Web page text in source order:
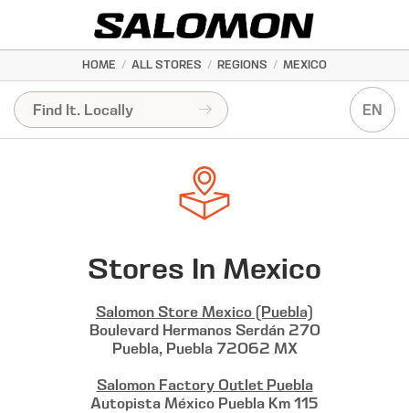
HOME / ALL STORES / REGIONS / MEXICO
EN
Stores In Mexico
Salomon Store Mexico (Puebla)
Boulevard Hermanos Serdán 270
Puebla, Puebla 72062 MX
Salomon Factory Outlet Puebla
Autopista México Puebla Km 115